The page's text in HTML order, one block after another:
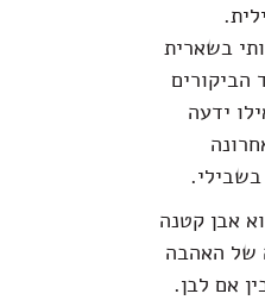
בשארית
הביקורים
ידעה
אבן קטנה
של האהבה
אם לבן.